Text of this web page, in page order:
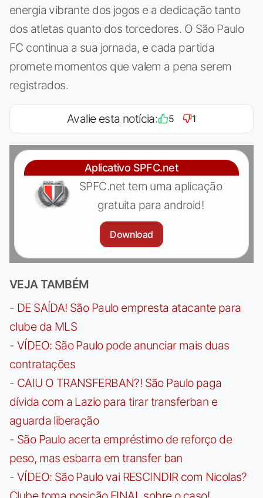
energia vibrante dos jogos e a dedicação tanto
dos atletas quanto dos torcedores. O São Paulo
FC continua a sua jornada, e cada partida
promete momentos que valem a pena serem
registrados.
Avalie esta notícia: 5 1
Aplicativo SPFC.net
SPFC.net tem uma aplicação
gratuita para android!
Download
VEJA TAMBÉM
- DE SAÍDA! São Paulo empresta atacante para
clube da MLS
- VÍDEO: São Paulo pode anunciar mais duas
contratações
- CAIU O TRANSFERBAN?! São Paulo paga
dívida com a Lazio para tirar transferban e
aguarda liberação
- São Paulo acerta empréstimo de reforço de
peso, mas esbarra em transfer ban
- VÍDEO: São Paulo vai RESCINDIR com Nicolas?